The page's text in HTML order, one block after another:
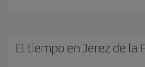
El tiempo en Jerez de la